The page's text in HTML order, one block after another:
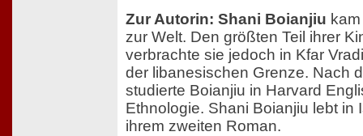
Zur Autorin: Shani Boianjiu
zur Welt. Den größten Teil ihrer
verbrachte sie jedoch in Kfar
der libanesischen Grenze. Nach
studierte Boianjiu in Harvard
Ethnologie. Shani Boianjiu lebt in
ihrem zweiten Roman.